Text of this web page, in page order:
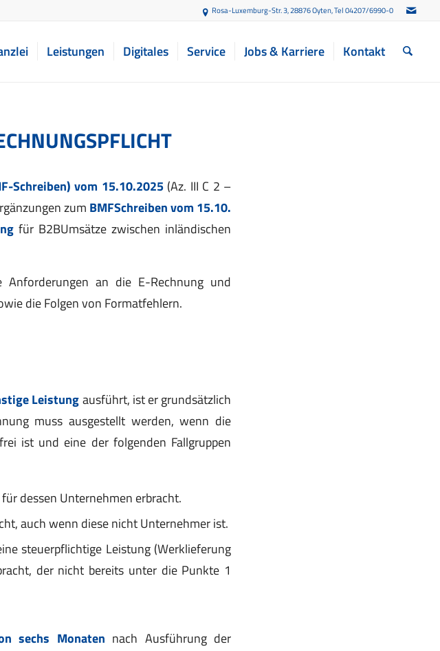
Rosa-Luxemburg-Str. 3, 28876 Oyten, Tel 04207/6990-0
Leistungen Digitales Service Jobs & Karriere Kontakt
Schreiben) vom 15.10.2025(Az. III C 2 –
zum BMFSchreiben vom 15.10.
für B2BUmsätze zwischen inländischen
Anforderungen an die E-Rechnung und
die Folgen von Formatfehlern.
Leistungausführt, ist er grundsätzlich
muss ausgestellt werden, wenn die
ist und eine der folgenden Fallgruppen
dessen Unternehmen erbracht.
auch wenn diese nicht Unternehmer ist.
steuerpflichtige Leistung (Werklieferung
der nicht bereits unter die Punkte 1
sechs Monaten nach Ausführung der